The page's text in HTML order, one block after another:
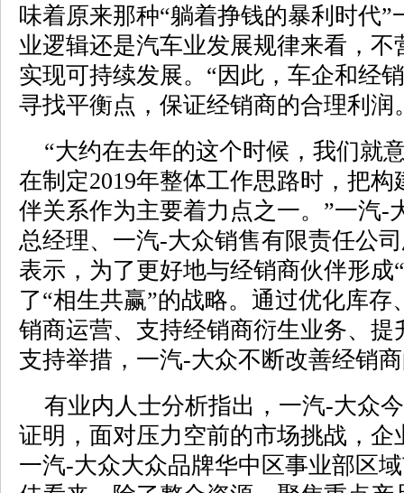
味着原来那种“躺着挣钱的暴利时代
业逻辑还是汽车业发展规律来看，
实现可持续发展。“因此，车企和经
寻找平衡点，保证经销商的合理利润
“大约在去年的这个时候，我们就
在制定2019年整体工作思路时，把
伴关系作为主要着力点之一。”一汽-
总经理、一汽-大众销售有限责任公
表示，为了更好地与经销商伙伴形成
了“相生共赢”的战略。通过优化库
销商运营、支持经销商衍生业务、
支持举措，一汽-大众不断改善经销
有业内人士分析指出，一汽-大众
证明，面对压力空前的市场挑战，
一汽-大众大众品牌华中区事业部区